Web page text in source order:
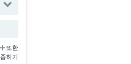
또한
좁히기